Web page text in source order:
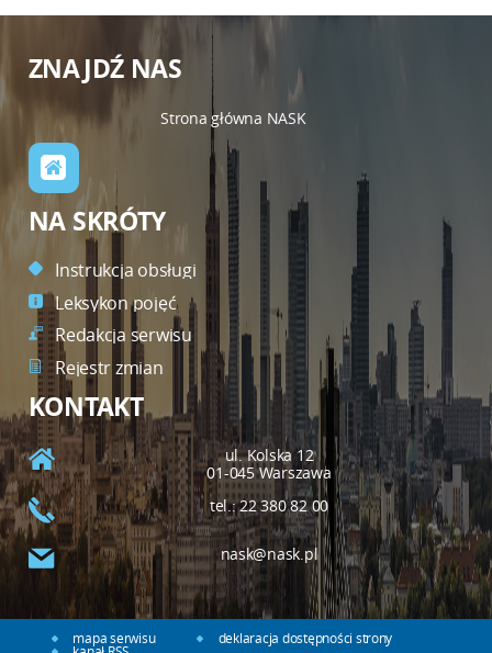
ZNAJDŹ NAS
Strona główna NASK
NA SKRÓTY
Instrukcja obsługi
Leksykon pojęć
Redakcja serwisu
Rejestr zmian
KONTAKT
ul. Kolska 12
01-045 Warszawa
tel.: 22 380 82 00
nask@nask.pl
mapa serwisu
deklaracja dostępności strony